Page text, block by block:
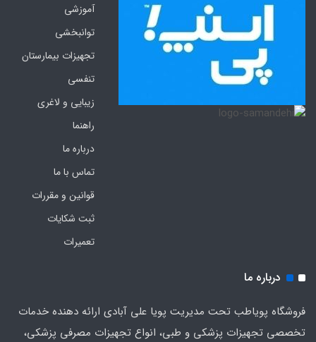
آموزشی
توانبخشی
تجهیزات بیمارستان
تنفسی
زیبایی و لاغری
راهنما
درباره ما
تماس با ما
قوانین و مقررات
ثبت شکایات
تعمیرات
درباره ما
فروشگاه پویاطب تحت مدیریت پویا علی آبادی ارائه دهنده خدمات
تخصصی تجهیزات پزشکی و طبی، انواع تجهیزات مصرفی پزشکی،